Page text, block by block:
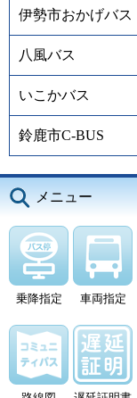
伊勢市おかげバス
八風バス
いこかバス
鈴鹿市C-BUS
メニュー
乗降指定 車両指定